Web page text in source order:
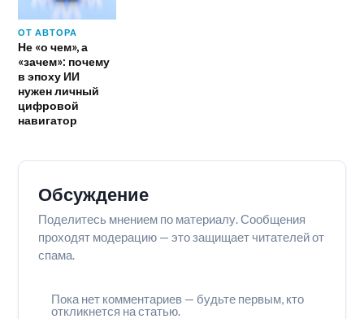
ОТ АВТОРА
Не «о чем», а
«зачем»: почему
в эпоху ИИ
нужен личный
цифровой
навигатор
Обсуждение
Поделитесь мнением по материалу. Сообщения
проходят модерацию — это защищает читателей от
спама.
Пока нет комментариев — будьте первым, кто
откликнется на статью.